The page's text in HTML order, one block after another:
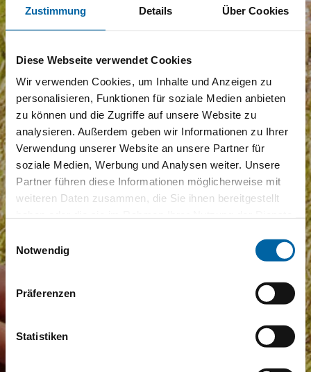
Zustimmung Details Über Cookies
Diese Webseite verwendet Cookies
Wir verwenden Cookies, um Inhalte und Anzeigen zu
personalisieren, Funktionen für soziale Medien anbieten
zu können und die Zugriffe auf unsere Website zu
analysieren. Außerdem geben wir Informationen zu Ihrer
Verwendung unserer Website an unsere Partner für
soziale Medien, Werbung und Analysen weiter. Unsere
Partner führen diese Informationen möglicherweise mit
weiteren Daten zusammen, die Sie ihnen bereitgestellt
Einwilligungsauswahl
Notwendig
Präferenzen
Statistiken